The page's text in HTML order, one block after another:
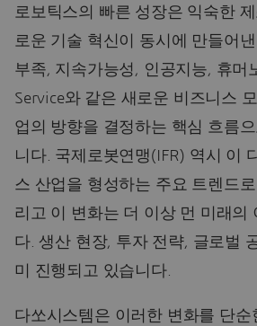
로보틱스의 빠른 성장은 익숙한
로운 기술 혁신이 동시에 만들어
부족, 지속가능성, 인공지능, 휴머
Service와 같은 새로운 비즈니스
업의 방향을 결정하는 핵심 흐름
니다. 국제로봇연맹(IFR) 역시 이
스 산업을 형성하는 주요 트렌드
리고 이 변화는 더 이상 먼 미래의
다. 생산 현장, 투자 전략, 글로벌
미 진행되고 있습니다.
다쏘시스템은 이러한 변화를 단순